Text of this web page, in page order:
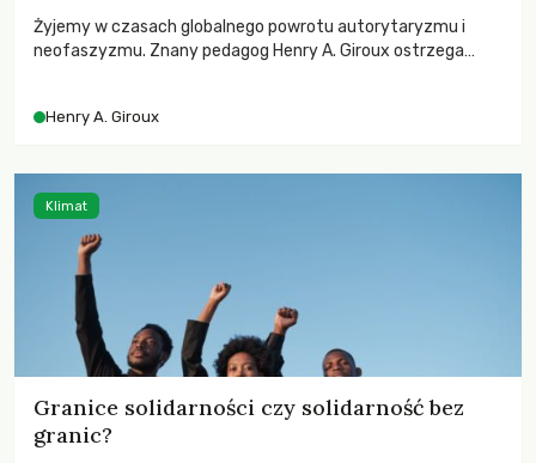
Żyjemy w czasach globalnego powrotu autorytaryzmu i
neofaszyzmu. Znany pedagog Henry A. Giroux ostrzega
wychowają świadomych obywateli?
Henry A. Giroux
Granice solidarności czy solidarność bez
granic?
Klimat